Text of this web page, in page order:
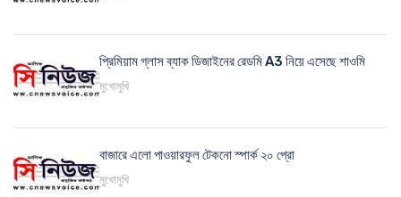
প্রিমিয়াম গ্লাস ব্যাক ডিজাইনের রেডমি A3 নিয়ে এসেছে শাওমি
মুখোমুখি
বাজারে এলো পাওয়ারফুল টেকনো স্পার্ক ২০ প্রো
মুখোমুখি